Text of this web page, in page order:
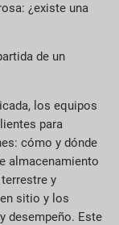
¿existe una
de un
los equipos
para
cómo y dónde
almacenamiento
y
sitio y los
desempeño. Este